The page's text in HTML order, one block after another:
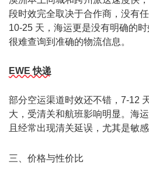
段时效完全取决于合作商，没有
10-25 天，海运更是没有明确的
很难查询到准确的物流信息。
EWE 快递
部分空运渠道时效还不错，7-12
大，受清关和航班影响明显。海
且经常出现清关延误，尤其是敏
三、价格与性价比